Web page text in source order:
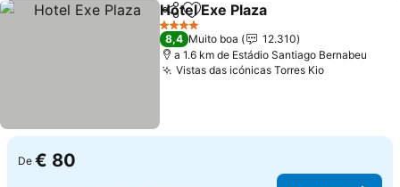
PartilharAdicionar aos favoritos
Hotel Exe Plaza
4 Estrelas
8,4 Muito boa
12.310
a 1.6 km de Estádio Santiago Bernabeu
Vistas das icónicas Torres Kio
De € 80